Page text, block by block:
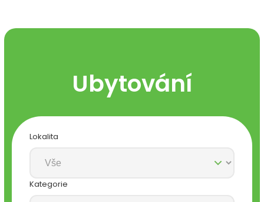
Ubytování
Lokalita
Kategorie